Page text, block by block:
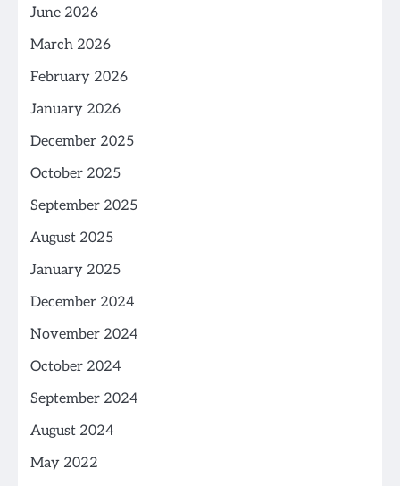
June 2026
March 2026
February 2026
January 2026
December 2025
October 2025
September 2025
August 2025
January 2025
December 2024
November 2024
October 2024
September 2024
August 2024
May 2022